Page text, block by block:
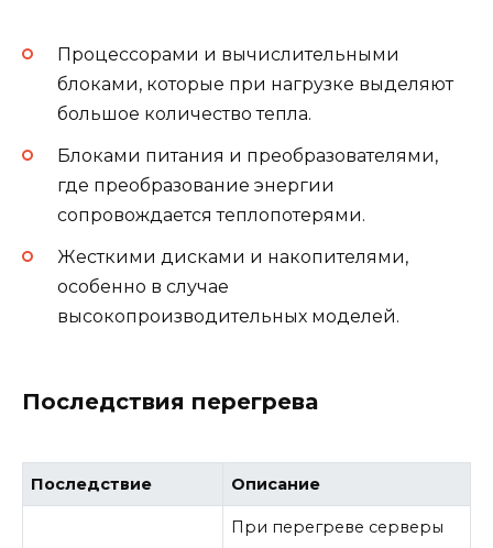
Процессорами и вычислительными
блоками, которые при нагрузке выделяют
большое количество тепла.
Блоками питания и преобразователями,
где преобразование энергии
сопровождается теплопотерями.
Жесткими дисками и накопителями,
особенно в случае
высокопроизводительных моделей.
Последствия перегрева
Последствие Описание
При перегреве серверы